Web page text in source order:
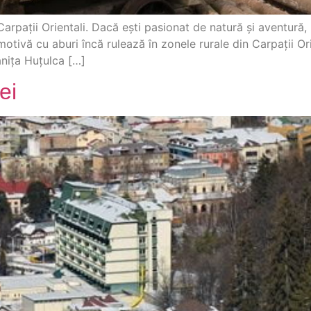
Orientali. Dacă ești pasionat de natură și
cu aburi încă rulează în zonele rurale din Carpații
Huțulca […]